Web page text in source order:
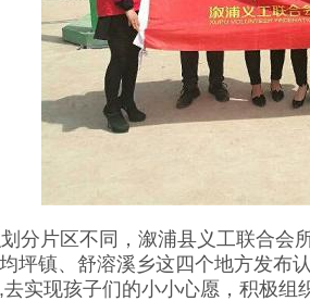
分片区不同，溆浦县义工联合会
坪镇、舒溶溪乡这四个地方发布
实现孩子们的小小心愿，积极